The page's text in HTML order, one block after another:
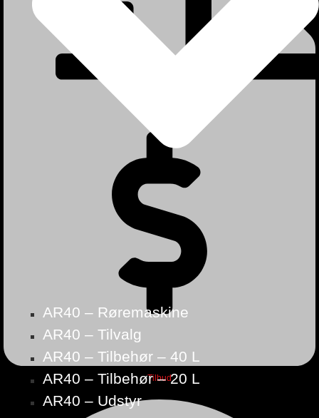
Tilbud
AR40 – Røremaskine
AR40 – Tilvalg
AR40 – Tilbehør – 40 L
AR40 – Tilbehør – 20 L
AR40 – Udstyr